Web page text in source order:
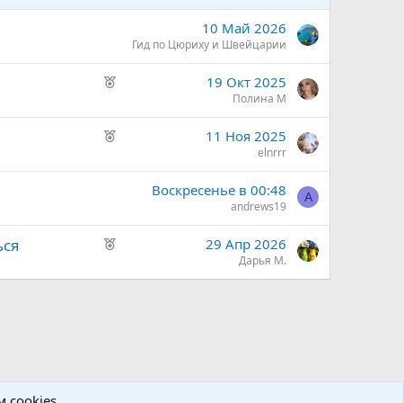
10 Май 2026
Гид по Цюриху и Швейцарии
Р
к
о
е
у
19 Окт 2025
Полина М
Р
к
е
у
11 Ноя 2025
elnrrr
Воскресенье в 00:48
andrews19
A
Р
к
29 Апр 2026
Дарья М.